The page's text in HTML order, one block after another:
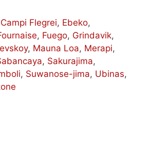
Campi Flegrei, Ebeko,
, Fuego, Grindavik,
, Mauna Loa, Merapi,
, Sakurajima,
, Suwanose-jima, Ubinas,